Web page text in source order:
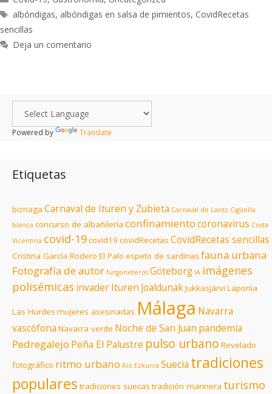
albóndigas, albóndigas en salsa de pimientos, CovidRecetas
sencillas
Deja un comentario
Powered by Translate
Etiquetas
biznaga Carnaval de Ituren y Zubieta Carnaval de Lantz Cigüeña
blanca concurso de albañilería confinamientocoronavirus Costa
Vicentina covid-19covid19 covidRecetas CovidRecetas sencillas
Cristina García Rodero El Palo espeto de sardinas fauna urbana
Fotografía de autor furgoneteros Göteborg IA imágenes
polisémicas invaderIturen JoaldunakJukkasjärvi Laponia
Las Hurdes mujeres asesinadas Málaga Navarra
vascófona Navarra verde Noche de San Juan pandemia
Pedregalejo Peña El Palustre pulso urbano Revelado
fotográfico ritmo urbano Río Ezkurra Suecia tradiciones
populares tradiciones suecas tradición marinera turismo